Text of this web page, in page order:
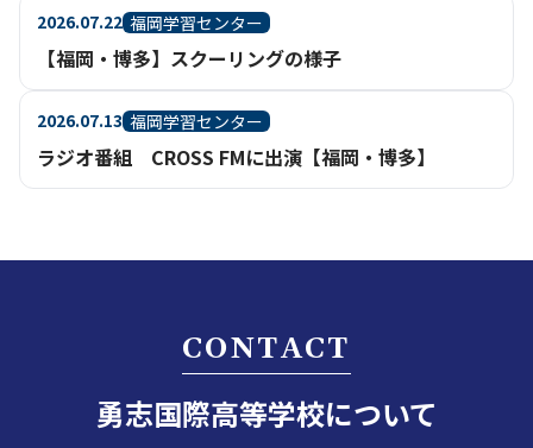
2026.07.22 福岡学習センター
【福岡・博多】スクーリングの様子
2026.07.13 福岡学習センター
ラジオ番組 CROSS FMに出演【福岡・博多】
CONTACT
勇志国際高等学校について